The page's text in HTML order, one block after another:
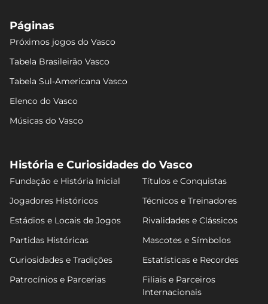
Páginas
Próximos jogos do Vasco
Tabela Brasileirão Vasco
Tabela Sul-Americana Vasco
Elenco do Vasco
Músicas do Vasco
História e Curiosidades do Vasco
Fundação e História Inicial
Títulos e Conquistas
Jogadores Históricos
Técnicos e Treinadores
Estádios e Locais de Jogos
Rivalidades e Clássicos
Partidas Históricas
Mascotes e Símbolos
Curiosidades e Tradições
Estatísticas e Recordes
Patrocínios e Parcerias
Filiais e Parceiros
Internacionais